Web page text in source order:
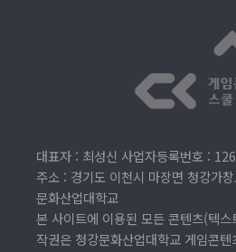
Dear My
Mnms
대표자 : 최성신 사업자등록번호 :
주소 : 경기도 이천시 마장면 청강가
문화산업대학교
본 사이트에 이용된 모든 콘텐츠(텍
작권은 청강문화산업대학교 게임콘